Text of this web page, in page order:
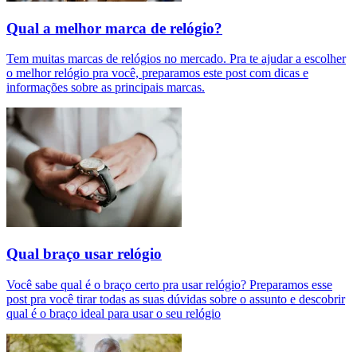
Qual a melhor marca de relógio?
Tem muitas marcas de relógios no mercado. Pra te ajudar a escolher
o melhor relógio pra você, preparamos este post com dicas e
informações sobre as principais marcas.
Qual braço usar relógio
Você sabe qual é o braço certo pra usar relógio? Preparamos esse
post pra você tirar todas as suas dúvidas sobre o assunto e descobrir
qual é o braço ideal para usar o seu relógio